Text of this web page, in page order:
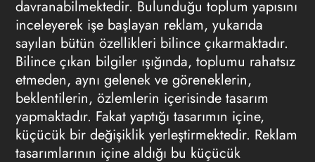
davranabilmektedir. Bulunduğu toplum yapısını
inceleyerek işe başlayan reklam, yukarıda
sayılan bütün özellikleri bilince çıkarmaktadır.
Bilince çıkan bilgiler ışığında, toplumu rahatsız
etmeden, aynı gelenek ve göreneklerin,
beklentilerin, özlemlerin içerisinde tasarım
yapmaktadır. Fakat yaptığı tasarımın içine,
küçücük bir değişiklik yerleştirmektedir. Reklam
tasarımlarının içine aldığı bu küçücük